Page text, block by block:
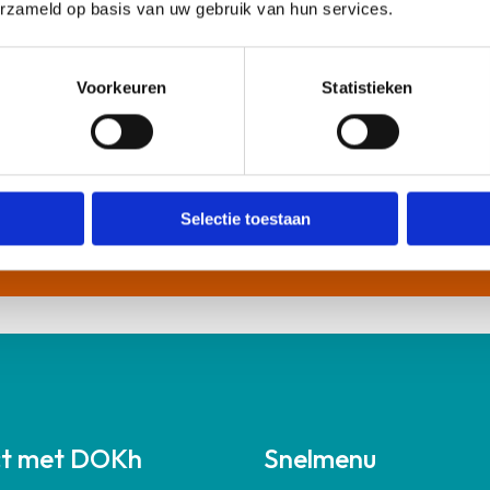
op basis van uw gebruik van hun services.
Voorkeuren Statistieken
Selectie toestaan
arts tevens de klachtenfunctionaris was.
is niet ontvankelijk omdat deze begeleiding in
(hoofdstuk 3).
met DOKh Snelmenu